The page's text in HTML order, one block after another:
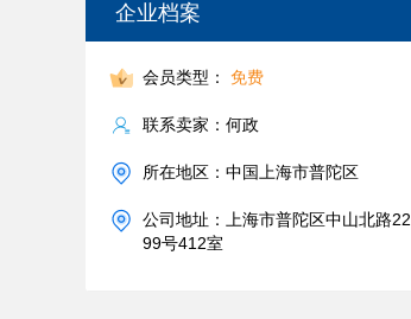
企业档案
会员类型： 免费
联系卖家：何政
所在地区：中国上海市普陀区
公司地址：上海市普陀区中山北路22
99号412室